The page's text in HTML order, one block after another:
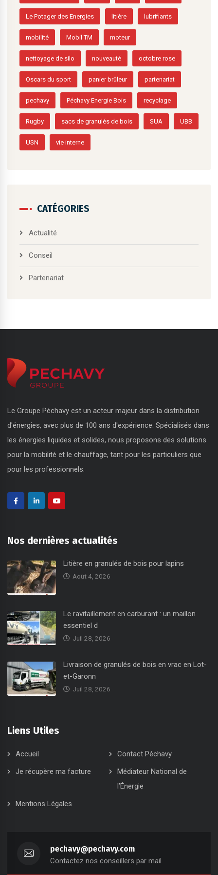
Le Potager des Energies litière lubrifiants
mobilité Mobil TM moteur
nettoyage de silo nouveauté octobre rose
Oscars du sport panier brûleur partenariat
pechavy Péchavy Energie Bois recyclage
Rugby sacs de granulés de bois SUA UBB
USN vie interne
CATÉGORIES
Actualité
Conseil
Partenariat
Le Groupe Péchavy est un acteur majeur dans la distribution
d'énergies, avec plus de 100 ans d'expérience. Spécialisés dans
les énergies liquides et solides, nous proposons des solutions
pour la mobilité et le chauffage, tant pour les particuliers que
pour les professionnels.
Nos dernières actualités
Litière en granulés de bois pour lapins
Août 4, 2026
Le ravitaillement en carburant : un maillon
essentiel d
Juil 28, 2026
Livraison de granulés de bois en vrac en Lot-
et-Garonn
Juil 28, 2026
Liens Utiles
Accueil
Contact Péchavy
Je récupère ma facture
Médiateur National de
l’Énergie
Mentions Légales
pechavy@pechavy.com
Contactez nos conseillers par mail